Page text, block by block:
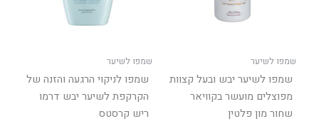
שמפו לשיער
שמפו לניקוי הרגעה והזנה של
הקרקפת לשיער יבש דרמו
ריש קרסטס
שמפו לשיער
שמפו לשיער יבש ובעל קצוות
מפוצלים מועשר בקוויאר
שחור מון פלטין